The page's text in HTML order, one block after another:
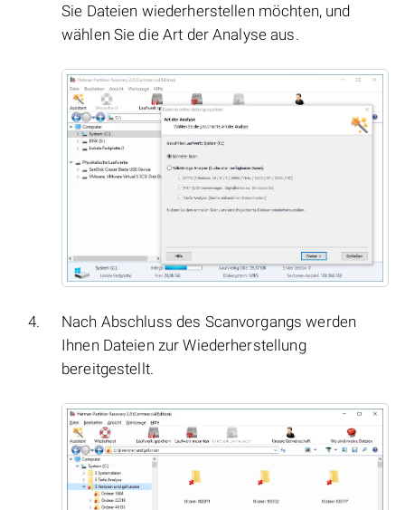
Sie Dateien wiederherstellen möchten, und
wählen Sie die Art der Analyse aus.
Nach Abschluss des Scanvorgangs werden
Ihnen Dateien zur Wiederherstellung
bereitgestellt.